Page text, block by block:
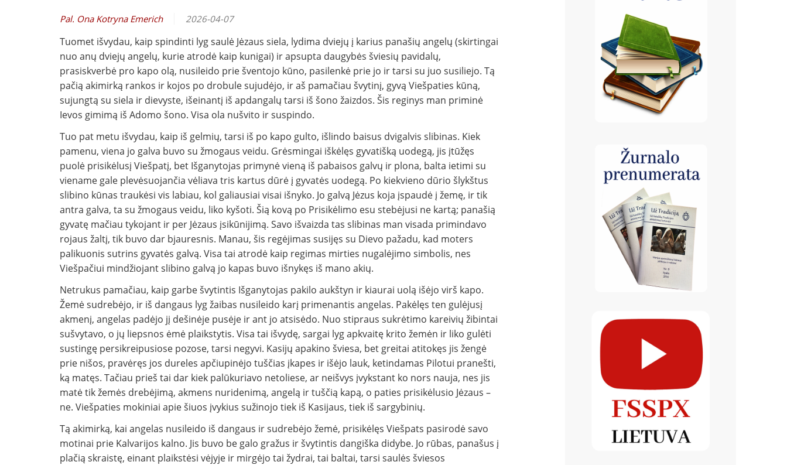
Pal. Ona Kotryna Emerich 2026-04-07
Tuomet išvydau, kaip spindinti lyg saulė Jėzaus siela, lydima dviejų į karius panašių angelų (skirtingai
nuo anų dviejų angelų, kurie atrodė kaip kunigai) ir apsupta daugybės šviesių pavidalų,
prasiskverbė pro kapo olą, nusileido prie šventojo kūno, pasilenkė prie jo ir tarsi su juo susiliejo. Tą
pačią akimirką rankos ir kojos po drobule sujudėjo, ir aš pamačiau švytinį, gyvą Viešpaties kūną,
sujungtą su siela ir dievyste, išeinantį iš apdangalų tarsi iš šono žaizdos. Šis reginys man priminė
Ievos gimimą iš Adomo šono. Visa ola nušvito ir suspindo.
Tuo pat metu išvydau, kaip iš gelmių, tarsi iš po kapo gulto, išlindo baisus dvigalvis slibinas. Kiek
pamenu, viena jo galva buvo su žmogaus veidu. Grėsmingai iškėlęs gyvatišką uodegą, jis įtūžęs
puolė prisikėlusį Viešpatį, bet Išganytojas primynė vieną iš pabaisos galvų ir plona, balta ietimi su
viename gale plevėsuojančia vėliava tris kartus dūrė į gyvatės uodegą. Po kiekvieno dūrio šlykštus
slibino kūnas traukėsi vis labiau, kol galiausiai visai išnyko. Jo galvą Jėzus koja įspaudė į žemę, ir tik
antra galva, ta su žmogaus veidu, liko kyšoti. Šią kovą po Prisikėlimo esu stebėjusi ne kartą; panašią
gyvatę mačiau tykojant ir per Jėzaus įsikūnijimą. Savo išvaizda tas slibinas man visada primindavo
rojaus žaltį, tik buvo dar bjauresnis. Manau, šis regėjimas susijęs su Dievo pažadu, kad moters
palikuonis sutrins gyvatės galvą. Visa tai atrodė kaip regimas mirties nugalėjimo simbolis, nes
Viešpačiui mindžiojant slibino galvą jo kapas buvo išnykęs iš mano akių.
Netrukus pamačiau, kaip garbe švytintis Išganytojas pakilo aukštyn ir kiaurai uolą išėjo virš kapo.
Žemė sudrebėjo, ir iš dangaus lyg žaibas nusileido karį primenantis angelas. Pakėlęs ten gulėjusį
akmenį, angelas padėjo jį dešinėje pusėje ir ant jo atsisėdo. Nuo stipraus sukrėtimo kareivių žibintai
sušvytavo, o jų liepsnos ėmė plaikstytis. Visa tai išvydę, sargai lyg apkvaitę krito žemėn ir liko gulėti
sustingę persikreipusiose pozose, tarsi negyvi. Kasijų apakino šviesa, bet greitai atitokęs jis žengė
prie nišos, pravėręs jos dureles apčiupinėjo tuščias įkapes ir išėjo lauk, ketindamas Pilotui pranešti,
ką matęs. Tačiau prieš tai dar kiek palūkuriavo netoliese, ar neišvys įvykstant ko nors nauja, nes jis
matė tik žemės drebėjimą, akmens nuridenimą, angelą ir tuščią kapą, o paties prisikėlusio Jėzaus –
ne. Viešpaties mokiniai apie šiuos įvykius sužinojo tiek iš Kasijaus, tiek iš sargybinių.
Tą akimirką, kai angelas nusileido iš dangaus ir sudrebėjo žemė, prisikėlęs Viešpats pasirodė savo
motinai prie Kalvarijos kalno. Jis buvo be galo gražus ir švytintis dangiška didybe. Jo rūbas, panašus į
plačią skraistę, einant plaikstėsi vėjyje ir mirgėjo tai žydrai, tai baltai, tarsi saulės šviesos